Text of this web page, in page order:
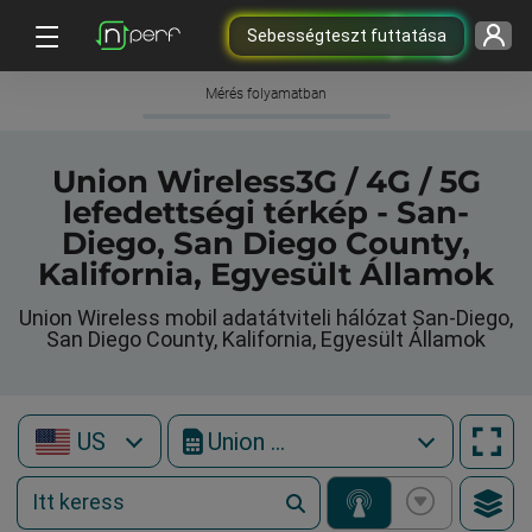
Sebességteszt futtatása
Mérés folyamatban
Union Wireless3G / 4G / 5G
lefedettségi térkép - San-
Diego, San Diego County,
Kalifornia, Egyesült Államok
Union Wireless mobil adatátviteli hálózat San-Diego,
San Diego County, Kalifornia, Egyesült Államok
US Union Wireless